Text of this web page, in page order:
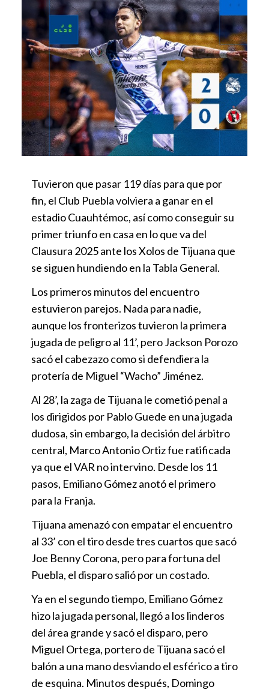
Tuvieron que pasar 119 días para que por
fin, el Club Puebla volviera a ganar en el
estadio Cuauhtémoc, así como conseguir su
primer triunfo en casa en lo que va del
Clausura 2025 ante los Xolos de Tijuana que
se siguen hundiendo en la Tabla General.
Los primeros minutos del encuentro
estuvieron parejos. Nada para nadie,
aunque los fronterizos tuvieron la primera
jugada de peligro al 11’, pero Jackson Porozo
sacó el cabezazo como si defendiera la
protería de Miguel “Wacho” Jiménez.
Al 28’, la zaga de Tijuana le cometió penal a
los dirigidos por Pablo Guede en una jugada
dudosa, sin embargo, la decisión del árbitro
central, Marco Antonio Ortiz fue ratificada
ya que el VAR no intervino. Desde los 11
pasos, Emiliano Gómez anotó el primero
para la Franja.
Tijuana amenazó con empatar el encuentro
al 33’ con el tiro desde tres cuartos que sacó
Joe Benny Corona, pero para fortuna del
Puebla, el disparo salió por un costado.
Ya en el segundo tiempo, Emiliano Gómez
hizo la jugada personal, llegó a los linderos
del área grande y sacó el disparo, pero
Miguel Ortega, portero de Tijuana sacó el
balón a una mano desviando el esférico a tiro
de esquina. Minutos después, Domingo